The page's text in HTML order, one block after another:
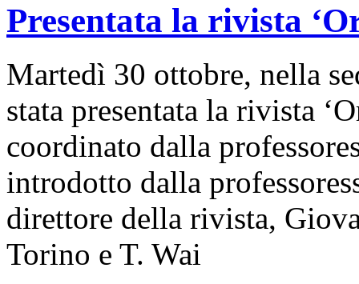
Presentata la rivista
Martedì 30 ottobre, nella
stata presentata la rivista
coordinato dalla
introdotto dalla
direttore della rivista,
Torino e T. Wai